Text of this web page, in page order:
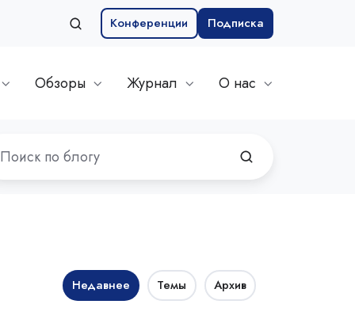
Конференции Подписка
Обзоры Журнал О нас
Недавнее Темы Архив